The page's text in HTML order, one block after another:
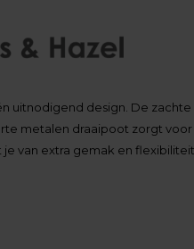
uitnodigend design. De zachte
metalen draaipoot zorgt
van extra gemak en